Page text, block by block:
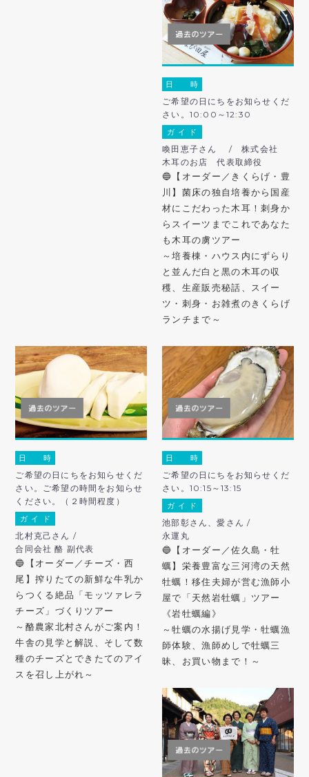
日 時
ご希望の日にちをお知らせくだ
さい。10:00～12:30
ガ イ ド
喚田恵子さん / 株式会社
木耳のお店 代表取締役
🔵【オーダー／きくらげ・豊
川】菌床の独自培養から国産
材にこだわった木耳！刺身か
らスイーツまでこれであなた
も木耳の虜ツアー
～培養棟・ハウス内にずらり
と並んだ白と黒の木耳の収
穫、生産販売秘話、スイー
ツ・刺身・お雑煮のきくらげ
ランチまで～
日 時
ご希望の日にちをお知らせくだ
さい。ご希望の時間をお知らせ
ください。（２時間程度）
ガ イ ド
北村克己さん /
合同会社 酪 副代表
🔵【オーダー／チーズ・西
尾】搾りたての新鮮な牛乳か
らつくる絶品「モッツァレラ
チーズ」づくりツアー
～酪農家北村さんがご案内！
牛舎の見学と解説、そして数
種のチーズとできたてのアイ
スを召し上がれ～
日 時
ご希望の日にちをお知らせくだ
さい。10:15～13:15
ガ イ ド
池部彰さん、愛さん /
永運丸
🔵【オーダー／佐久島・牡
蠣】栄養豊富な三河湾の天然
牡蠣！移住夫婦が営む漁師小
屋で「天然岩牡蠣」ツアー
《岩牡蠣編》
～牡蠣の水揚げ見学・牡蠣漁
師体験、漁師めしで牡蠣三
昧、お買い物まで！～